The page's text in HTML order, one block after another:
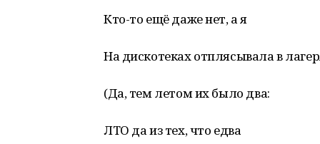
Кто-то ещё даже нет, а я
На дискотеках отплясывала в
(Да, тем летом их было два:
ЛТО да из тех, что едва